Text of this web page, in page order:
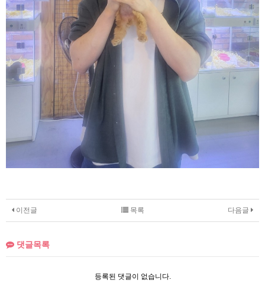
이전글 다음글
목록
댓글목록
등록된 댓글이 없습니다.